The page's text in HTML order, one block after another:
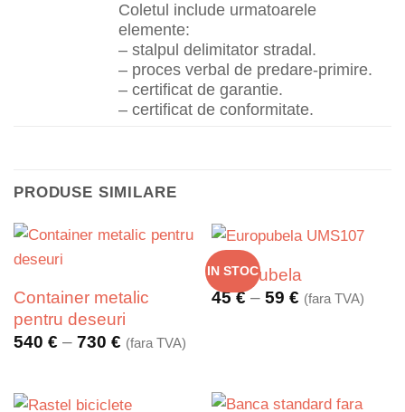
Coletul include urmatoarele
elemente:
– stalpul delimitator stradal.
– proces verbal de predare-primire.
– certificat de garantie.
– certificat de conformitate.
PRODUSE SIMILARE
Container metalic
pentru deseuri
540 € – 730 €Interval
până
(fara TVA)
IN STOC
Europubela
45€ – 59 €Interval
59 €
(fara TVA)